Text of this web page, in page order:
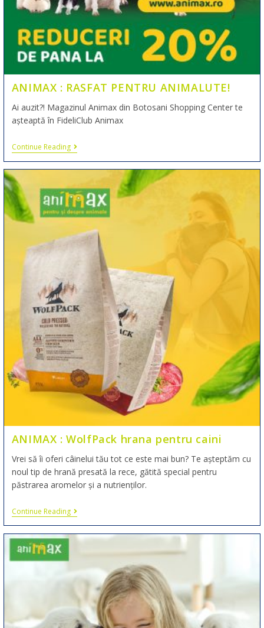
ANIMAX : RASFAT PENTRU ANIMALUTE!
Ai auzit?! Magazinul Animax din Botosani Shopping Center te
așteaptă în FideliClub Animax
Continue Reading
ANIMAX : WolfPack hrana pentru caini
Vrei să îi oferi câinelui tău tot ce este mai bun? Te așteptăm cu
noul tip de hrană presată la rece, gătită special pentru
păstrarea aromelor și a nutrienților.
Continue Reading